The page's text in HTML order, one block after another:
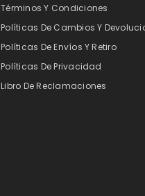
Términos Y Condiciones
Políticas De Cambios Y
Políticas De Envíos Y Retiro
Políticas De Privacidad
Libro De Reclamaciones